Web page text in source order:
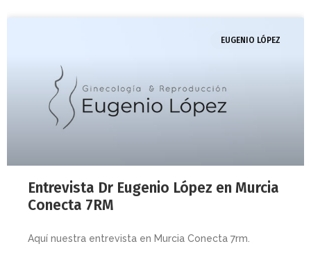
EUGENIO LÓPEZ
Entrevista Dr Eugenio López en Murcia
Conecta 7RM
Aquí nuestra entrevista en Murcia Conecta 7rm.